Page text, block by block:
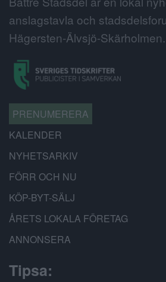
anslagstavla och
Hägersten-Älvsjö-Skärholmen.
PRENUMERERA
KALENDER
NYHETSARKIV
FÖRR OCH NU
KÖP-BYT-SÄLJ
ÅRETS LOKALA FÖRETAG
ANNONSERA
Tipsa: